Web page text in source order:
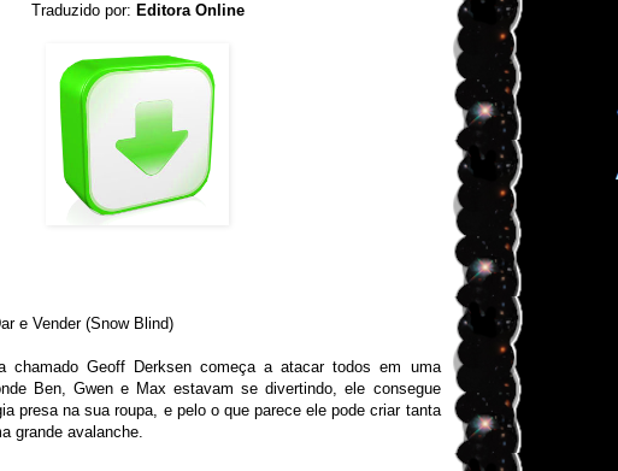
Traduzido por: Editora Online
e Vender (Snow Blind)
chamado Geoff Derksen começa a atacar todos em uma
Ben, Gwen e Max estavam se divertindo, ele consegue
presa na sua roupa, e pelo o que parece ele pode criar tanta
grande avalanche.